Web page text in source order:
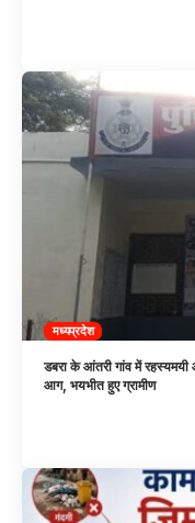
मध्यप्रदेश
डबरा के आंतरी गांव में रहस्यमयी
आग, भयभीत हुए ग्रामीण